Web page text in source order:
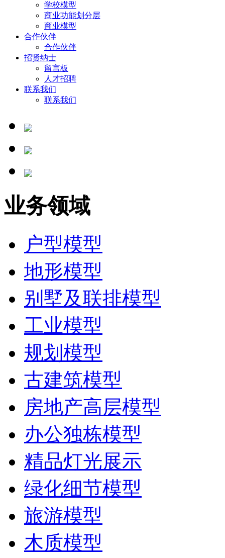
学校模型
商业功能划分层
商业模型
合作伙伴
合作伙伴
招贤纳士
留言板
人才招聘
联系我们
联系我们
业务领域
户型模型
地形模型
别墅及联排模型
工业模型
规划模型
古建筑模型
房地产高层模型
办公独栋模型
精品灯光展示
绿化细节模型
旅游模型
木质模型